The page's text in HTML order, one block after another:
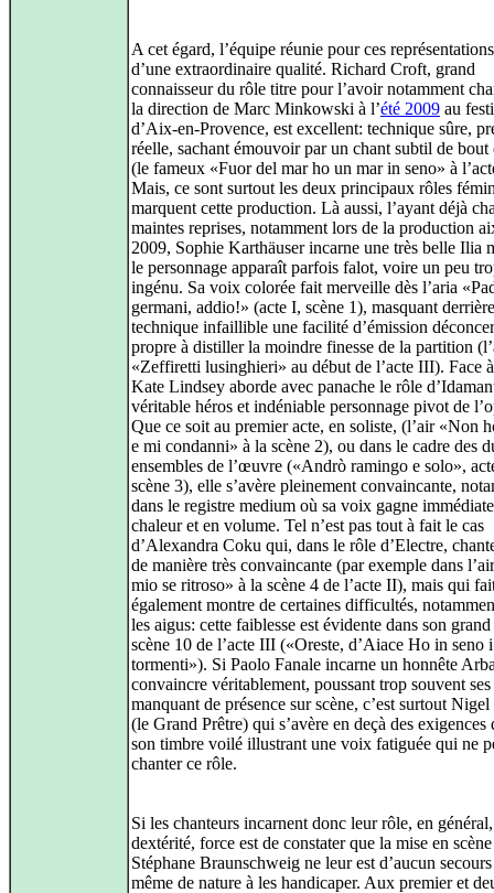
A cet égard, l’équipe réunie pour ces
d’une extraordinaire qualité. Richard Croft, grand
connaisseur du rôle titre pour l’avoir notamment
la direction de Marc Minkowski à l’été 2009 au
d’Aix-en-Provence, est excellent: technique sûre,
réelle, sachant émouvoir par un chant subtil de bout
(le fameux «Fuor del mar ho un mar in seno» à
Mais, ce sont surtout les deux principaux rôles
marquent cette production. Là aussi, l’ayant déjà
maintes reprises, notamment lors de la production
2009, Sophie Karthäuser incarne une très belle Ilia
le personnage apparaît parfois falot, voire un peu
ingénu. Sa voix colorée fait merveille dès l’aria
germani, addio!» (acte I, scène 1), masquant
technique infaillible une facilité d’émission
propre à distiller la moindre finesse de la partition
«Zeffiretti lusinghieri» au début de l’acte III). Face
Kate Lindsey aborde avec panache le rôle
véritable héros et indéniable personnage pivot de
Que ce soit au premier acte, en soliste, (l’air «Non
e mi condanni» à la scène 2), ou dans le cadre des
ensembles de l’œuvre («Andrò ramingo e solo»,
scène 3), elle s’avère pleinement convaincante,
dans le registre medium où sa voix gagne
chaleur et en volume. Tel n’est pas tout à fait le cas
d’Alexandra Coku qui, dans le rôle d’Electre,
de manière très convaincante (par exemple dans
mio se ritroso» à la scène 4 de l’acte II), mais qui
également montre de certaines difficultés,
les aigus: cette faiblesse est évidente dans son
scène 10 de l’acte III («Oreste, d’Aiace Ho in seno i
tormenti»). Si Paolo Fanale incarne un honnête
convaincre véritablement, poussant trop souvent
manquant de présence sur scène, c’est surtout
(le Grand Prêtre) qui s’avère en deçà des exigences
son timbre voilé illustrant une voix fatiguée qui ne
chanter ce rôle.
Si les chanteurs incarnent donc leur rôle, en
dextérité, force est de constater que la mise en
Stéphane Braunschweig ne leur est d’aucun
même de nature à les handicaper. Aux premier et